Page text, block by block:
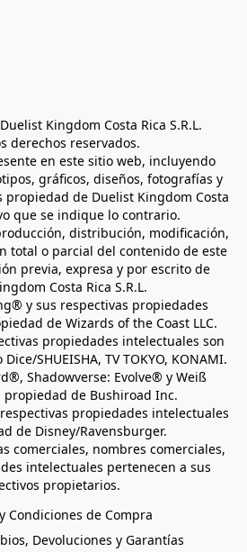
Kingdom Costa Rica S.R.L.
derechos reservados.
en este sitio web, incluyendo
gráficos, diseños, fotografías y
de Duelist Kingdom Costa
que se indique lo contrario.
distribución, modificación,
total o parcial del contenido de este
previa, expresa y por escrito de
Costa Rica S.R.L.
y sus respectivas propiedades
de Wizards of the Coast LLC.
propiedades intelectuales son
SHUEISHA, TV TOKYO, KONAMI.
Shadowverse: Evolve® y Weiß
propiedad de Bushiroad Inc.
propiedades intelectuales
de Disney/Ravensburger.
comerciales, nombres comerciales,
intelectuales pertenecen a sus
propietarios.
Condiciones de Compra
Devoluciones y Garantías